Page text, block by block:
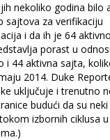
nekoliko godina bilo
sajtova za verifikaciju
i da ih je 64
porast u
i 44 aktivna sajta,
2014. Duke
uključuje i trenutno
budući da su
izbornih ciklusa